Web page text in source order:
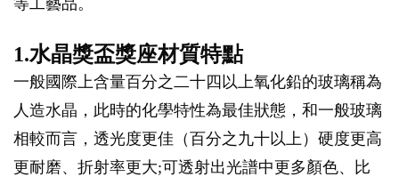
1.水晶獎盃獎座材質特點
一般國際上含量百分之二十四以上氧化鉛的玻璃稱為
人造水晶，此時的化學特性為最佳狀態，和一般玻璃
相較而言，透光度更佳（百分之九十以上）硬度更高
更耐磨、折射率更大;可透射出光譜中更多顏色、比